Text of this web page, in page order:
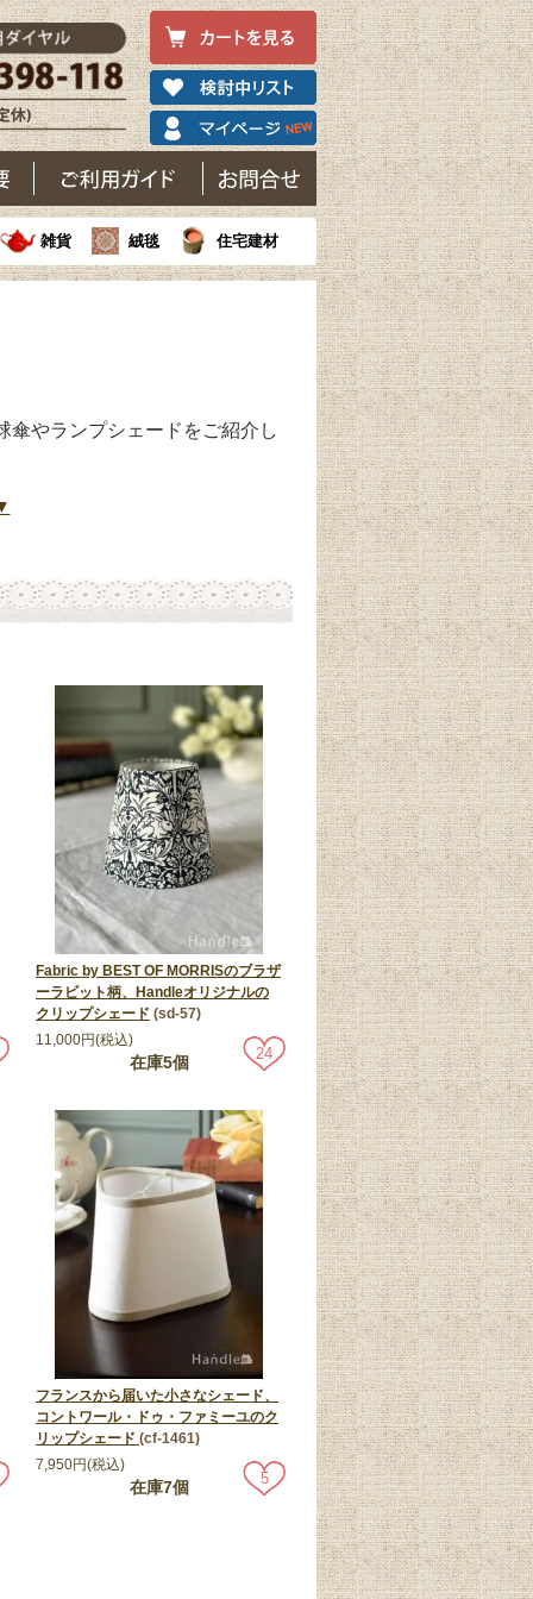
雑貨 絨毯 住宅建材
傘やランプシェードをご紹介し
Fabric by BEST OF MORRISのブラザ
ーラビット柄、Handleオリジナルの
クリップシェード (sd-57)
11,000円(税込)
在庫5個 24
フランスから届いた小さなシェード、
コントワール・ドゥ・ファミーユのク
リップシェード (cf-1461)
7,950円(税込)
在庫7個 5